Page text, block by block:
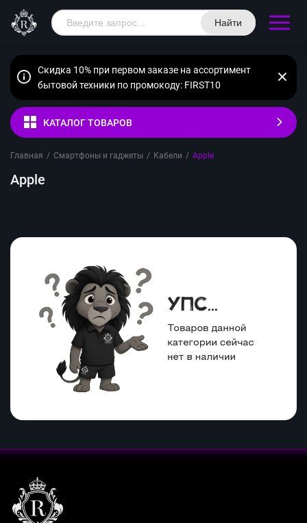
Найти
Скидка 10% при первом заказе на ассортимент
бытовой техники по промокоду: FIRST10
КАТАЛОГ ТОВАРОВ
Главная / Смартфоны и гаджеты / Кабели / Apple
Apple